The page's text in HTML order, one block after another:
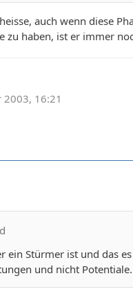
auch wenn diese
zu haben, ist er immer
2003, 16:21
ein Stürmer ist und das
und nicht